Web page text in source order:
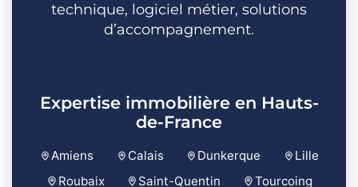
technique, logiciel métier, solutions
d’accompagnement.
Expertise immobilière en Hauts-
de-France
Amiens Calais Dunkerque
Lille
Roubaix
Saint-Quentin
Tourcoing